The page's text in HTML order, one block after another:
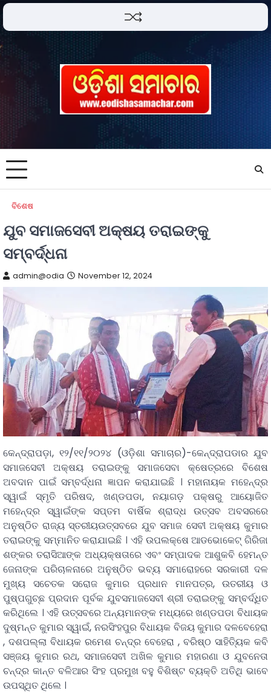
ବିଶେଷ
ଯୁବ ସମାଜସେବୀ ଅକ୍ଷୟ ତରାଇଙ୍କୁ
ସମ୍ବର୍ଦ୍ଧନା
admin@odia November 12, 2024
କେନ୍ଦ୍ରାପଡ଼ା, ୧୨/୧୧/୨୦୨୪ (ଓଡ଼ିଶା ସମାଚାର)-କେନ୍ଦ୍ରାପଡାର ଯୁବ
ସମାଜସେବୀ ଅକ୍ଷୟ ତରାଇଙ୍କୁ ସମାଜସେବା କ୍ଷେତ୍ରରେ ବିଶେଷ
ଅବଦାନ ପାଇଁ ସମ୍ବର୍ଦ୍ଧନା ଜ୍ଞାପନ କରାଯାଇଛି । ମହାନାୟକ ମହେନ୍ଦ୍ର
ସ୍ୱାଇଁ ସ୍ମୃତି ପରିଷଦ, ଖଣ୍ଡପଡା, ନୟାଗଡ଼ ପକ୍ଷରୁ ଆୟୋଜିତ
ମହେନ୍ଦ୍ର ସ୍ୱାଇଁଙ୍କ ସପ୍ତମ ବାର୍ଷିକ ଶ୍ରାଦ୍ଧ ଉତ୍ସବ ଅବସରରେ
ଅନୁଷ୍ଠିତ ରାଜ୍ୟ ସ୍ତରୀୟଉତ୍ସବରେ ଯୁବ ସମାଜ ସେବୀ ଅକ୍ଷୟ କୁମାର
ତରାଇଙ୍କୁ ସମ୍ମାନିତ କରାଯାଇଛି । ଏହି ଉପଲକ୍ଷେ ଆଡଭୋକେଟ୍ ଗିରିଜା
ଶଙ୍କର ତରାସିଆଙ୍କ ଅଧ୍ୟକ୍ଷତାରେ ଏବଂ ସମ୍ପାଦକ ଆଶୁକବି ହେମନ୍ତ
ଜେନାଙ୍କ ପରିଚାଳନାରେ ଅନୁଷ୍ଠିତ ଭବ୍ୟ ସମାରୋହରେ ସରକାରୀ ଦଳ
ମୁଖ୍ୟ ସଚେତକ ସରୋଜ କୁମାର ପ୍ରଧାନ ମାନପତ୍ର, ଉତରୀୟ ଓ
ପୁଷ୍ପଗୁଚ୍ଛ ପ୍ରଦାନ ପୂର୍ବକ ଯୁବସମାଜସେବୀ ଶ୍ରୀ ତରାଇଙ୍କୁ ସମ୍ବର୍ଦ୍ଧିତ
କରିଥିଲେ । ଏହି ଉତ୍ସବରେ ଅନ୍ୟମାନଙ୍କ ମଧ୍ୟରେ ଖଣ୍ଡପଡା ବିଧାୟକ
ଦୁଷ୍ମନ୍ତ କୁମାର ସ୍ୱାଇଁ, ନରସିଂହପୁର ବିଧାୟକ ବିଜୟ କୁମାର ଦଳବେହେରା
, ଦଶପଲ୍ଲା ବିଧାୟକ ରମେଶ ଚନ୍ଦ୍ର ବେହେରା , ବରିଷ୍ଠ ସାହିତ୍ୟିକ କବି
ସଞ୍ଜୟ କୁମାର ରଥ, ସମାଜସେବୀ ଅଖିଳ କୁମାର ମହାରଣା ଓ ଯୁବନେତା
ଚନ୍ଦ୍ର କାନ୍ତ ବଳିଆର ସିଂହ ପ୍ରମୁଖ ବହୁ ବିଶିଷ୍ଟ ବ୍ୟକ୍ତି ଅତିଥି ଭାବେ
ଉପସ୍ଥିତ ଥିଲେ ।